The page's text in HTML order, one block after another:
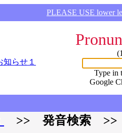
PLEASE USE lower
Type in
Google
>> 発音検索